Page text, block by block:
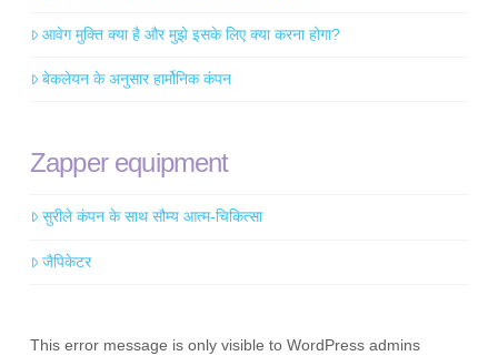
आवेग मुक्ति क्या है और मुझे इसके लिए क्या करना होगा?
बेकलेयन के अनुसार हार्मोनिक कंपन
Zapper equipment
सुरीले कंपन के साथ सौम्य आत्म-चिकित्सा
जैपिकेटर
This error message is only visible to WordPress admins